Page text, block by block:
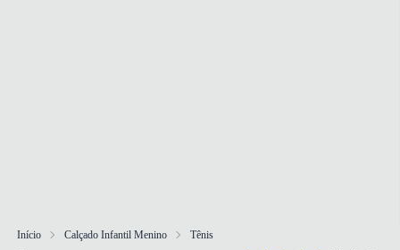
Início Calçado Infantil Menino
Tênis